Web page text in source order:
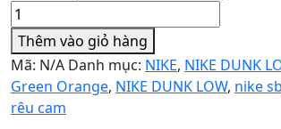
Nike
Dunk
Low
Green
Orange
Rêu
Thêm vào giỏ hàng
Mã: N/A Danh mục: NIKE, NIKE DUNK
Green Orange, NIKE DUNK LOW, nike sb
rêu cam